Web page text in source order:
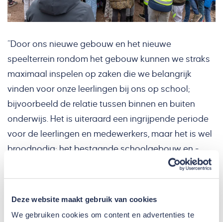
Deze website maakt gebruik van cookies
We gebruiken cookies om content en advertenties te
“Door ons nieuwe gebouw en het nieuwe
speelterrein rondom het gebouw kunnen we straks
maximaal inspelen op zaken die we belangrijk
vinden voor onze leerlingen bij ons op school;
bijvoorbeeld de relatie tussen binnen en buiten
onderwijs. Het is uiteraard een ingrijpende periode
voor de leerlingen en medewerkers, maar het is wel
broodnodig; het bestaande schoolgebouw en -
terrein waren gewoonweg niet meer van deze tijd”,
vertelt Vera Martens.
Jeroen de Bekker vervolgt: “Het bestaande pand